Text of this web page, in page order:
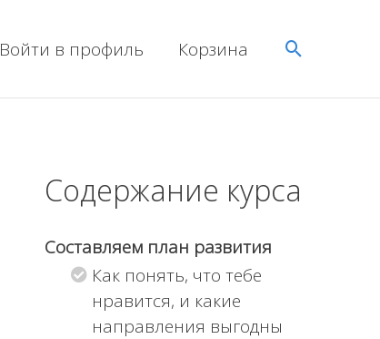
Войти в профиль Корзина Поиск
Содержание курса
Составляем план развития
Как понять, что тебе
нравится, и какие
направления выгодны